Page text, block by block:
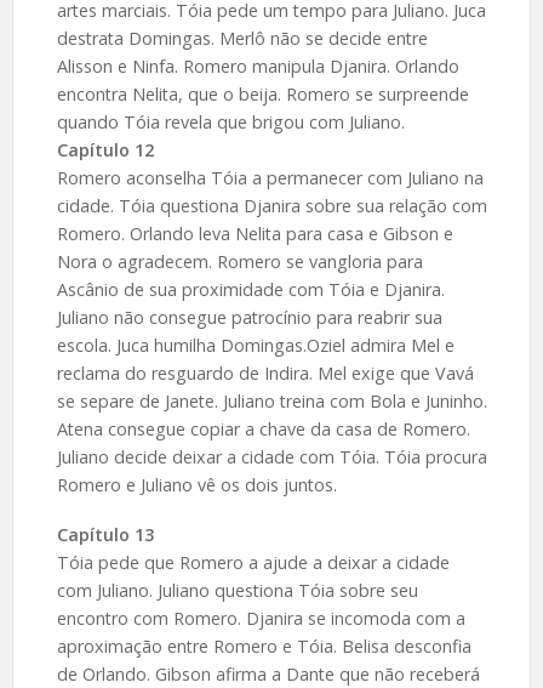
artes marciais. Tóia pede um tempo para Juliano. Juca
destrata Domingas. Merlô não se decide entre
Alisson e Ninfa. Romero manipula Djanira. Orlando
encontra Nelita, que o beija. Romero se surpreende
quando Tóia revela que brigou com Juliano.
Capítulo 12
Romero aconselha Tóia a permanecer com Juliano na
cidade. Tóia questiona Djanira sobre sua relação com
Romero. Orlando leva Nelita para casa e Gibson e
Nora o agradecem. Romero se vangloria para
Ascânio de sua proximidade com Tóia e Djanira.
Juliano não consegue patrocínio para reabrir sua
escola. Juca humilha Domingas.Oziel admira Mel e
reclama do resguardo de Indira. Mel exige que Vavá
se separe de Janete. Juliano treina com Bola e Juninho.
Atena consegue copiar a chave da casa de Romero.
Juliano decide deixar a cidade com Tóia. Tóia procura
Romero e Juliano vê os dois juntos.
Capítulo 13
Tóia pede que Romero a ajude a deixar a cidade
com Juliano. Juliano questiona Tóia sobre seu
encontro com Romero. Djanira se incomoda com a
aproximação entre Romero e Tóia. Belisa desconfia
de Orlando. Gibson afirma a Dante que não receberá